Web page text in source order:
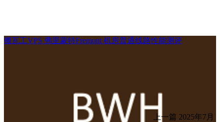
搬瓦工VPS 弗里蒙特Fremont 机房普通线路性能测评
上一篇 2025年7月